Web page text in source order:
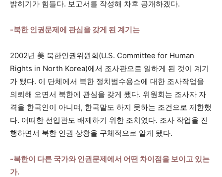
밝히기가 힘들다. 보고서를 작성해 차후 공개하겠다.
-북한 인권문제에 관심을 갖게 된 계기는
2002년 美 북한인권위원회(U.S. Committee for Human
Rights in North Korea)에서 조사관으로 일하게 된 것이 계기
가 됐다. 이 단체에서 북한 정치범수용소에 대한 조사작업을
의뢰해 오면서 북한에 관심을 갖게 됐다. 위원회는 조사자 자
격을 한국인이 아니며, 한국말도 하지 못하는 조건으로 제한했
다. 어떠한 선입관도 배제하기 위한 조치였다. 조사 작업을 진
행하면서 북한 인권 상황을 구체적으로 알게 됐다.
-북한이 다른 국가와 인권문제에서 어떤 차이점을 보이고 있는
가.